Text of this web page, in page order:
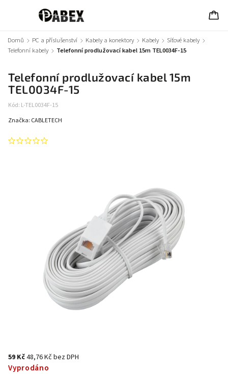
Domů / PC a příslušenství / Kabely a konektory / Kabely / Síťové kabely /
Telefonní kabely / Telefonní prodlužovací kabel 15m TEL0034F-15
Telefonní prodlužovací kabel 15m
TEL0034F-15
Kód: L-TEL0034F-15
Značka: CABLETECH
59 Kč48,76 Kč bez DPH
Vyprodáno